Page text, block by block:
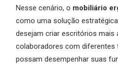
Nesse cenário, o mobiliário
como uma solução
desejam criar escritórios mais
colaboradores com diferentes
possam desempenhar suas